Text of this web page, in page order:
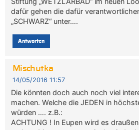
dafür gehen die dafür
„SCHWARZ“ unter….
Antworten
Mischutka
14/05/2016 11:57
Die könnten doch auch noch viel
machen. Welche die JEDEN in
würden …. z.B.:
ACHTUNG ! In Eupen wird es